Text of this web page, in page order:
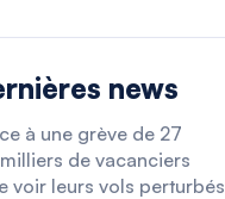
news
à une grève de 27
de vacanciers
voir leurs vols perturbés